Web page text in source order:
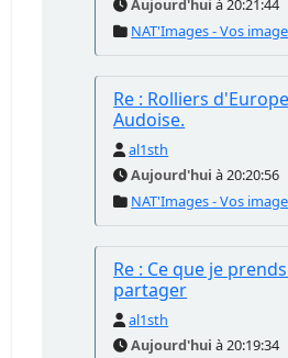
Aujourd'hui à 20:21:44
NAT'Images - Vos
Re : Rolliers
Audoise.
al1sth
Aujourd'hui à 20:20:56
NAT'Images - Vos
Re : Ce que je
partager
al1sth
Aujourd'hui à 20:19:34